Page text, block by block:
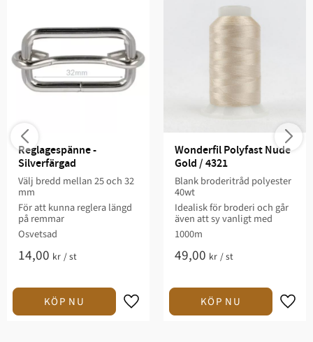
Reglagespänne -
Silverfärgad
Välj bredd mellan 25 och 32
mm​
För att kunna reglera längd
på remmar
Osvetsad
14,00 kr /st
Wonderfil Polyfast Nude
Gold / 4321
Blank broderitråd polyester
40wt
Idealisk för broderi och går
även att sy vanligt med
1000m
49,00 kr /st